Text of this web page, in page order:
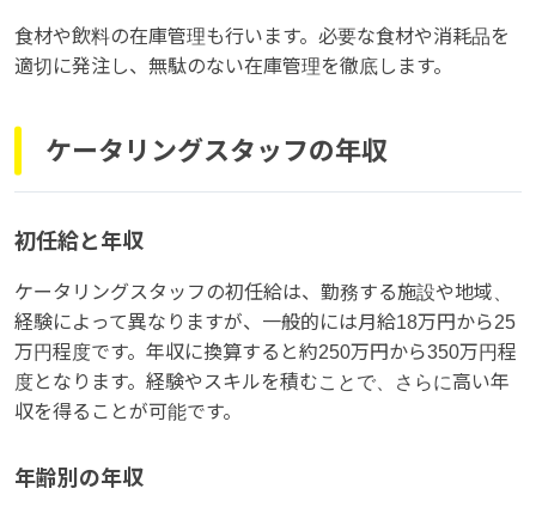
食材や飲料の在庫管理も行います。必要な食材や消耗品を
適切に発注し、無駄のない在庫管理を徹底します。
ケータリングスタッフの年収
初任給と年収
ケータリングスタッフの初任給は、勤務する施設や地域、
経験によって異なりますが、一般的には月給18万円から25
万円程度です。年収に換算すると約250万円から350万円程
度となります。経験やスキルを積むことで、さらに高い年
収を得ることが可能です。
年齢別の年収